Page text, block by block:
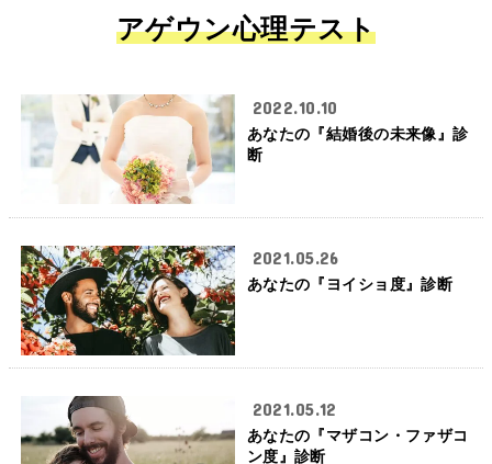
アゲウン心理テスト
2022.10.10
あなたの『結婚後の未来像』診
断
2021.05.26
あなたの『ヨイショ度』診断
2021.05.12
あなたの『マザコン・ファザコ
ン度』診断